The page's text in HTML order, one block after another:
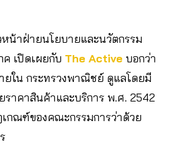
น้าฝ่ายนโยบายและนวัตกรรม
เปิดเผยกับ The Active บอกว่า
ยใน กระทรวงพาณิชย์ ดูแลโดยมี
าคาสินค้าและบริการ พ.ศ. 2542
กณฑ์ของคณะกรรมการว่าด้วย